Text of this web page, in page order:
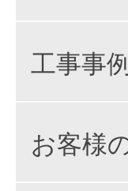
工事事
お客様